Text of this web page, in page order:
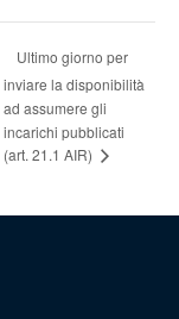
Ultimo giorno per
inviare la disponibilità
ad assumere gli
incarichi pubblicati
(art. 21.1 AIR)